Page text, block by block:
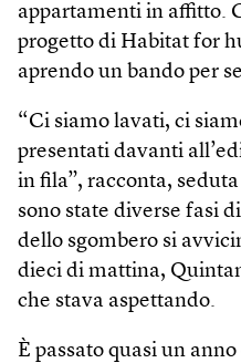
appartamenti in affitto.
progetto di Habitat for
aprendo un bando per
“Ci siamo lavati, ci
presentati davanti
in fila”, racconta,
sono state diverse fasi
dello sgombero si
dieci di mattina,
che stava aspettando.
È passato quasi un